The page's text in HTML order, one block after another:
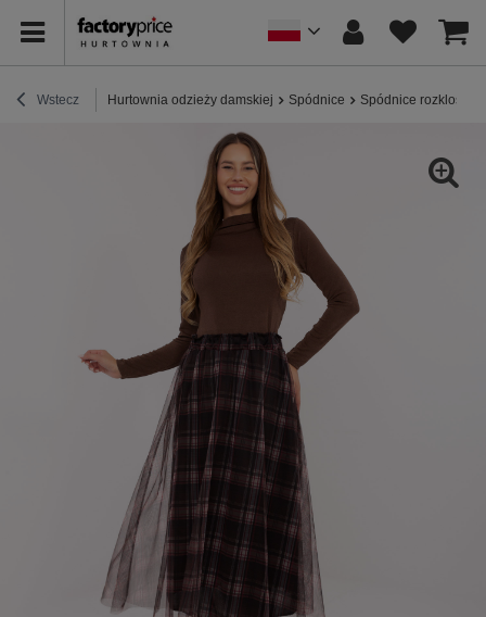
Wstecz Hurtownia odzieży damskiej Spódnice Spódnice